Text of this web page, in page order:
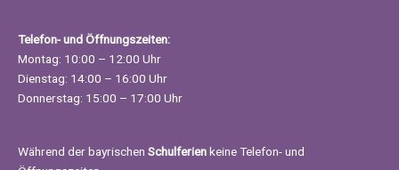
Telefon- und Öffnungszeiten:
Montag: 10:00 – 12:00 Uhr
Dienstag: 14:00 – 16:00 Uhr
Donnerstag: 15:00 – 17:00 Uhr
Während der bayrischen Schulferienkeine Telefon- und